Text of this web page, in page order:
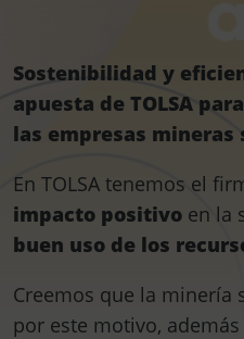
Sostenibilidad y
apuesta de TOLSA
las empresas mineras
En TOLSA tenemos el
impacto positivo en la
buen uso de los
Creemos que la minería
por este motivo,